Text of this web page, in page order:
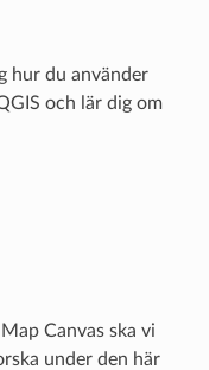
hur du använder
och lär dig om
Canvas ska vi
under den här